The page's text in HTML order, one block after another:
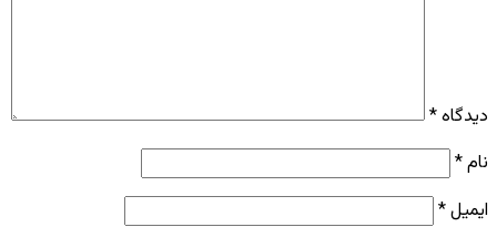
دیدگاه*
نام*
ایمیل*